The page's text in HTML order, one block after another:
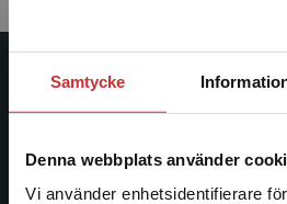
Samtycke
Denna webbplats använder
Vi använder enhetsidentifierare
Studentlitteratur
ledande utbildningsförlag. Med
facklitteratur, utbildningar och